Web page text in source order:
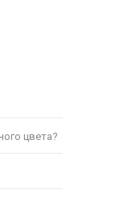
цвета?